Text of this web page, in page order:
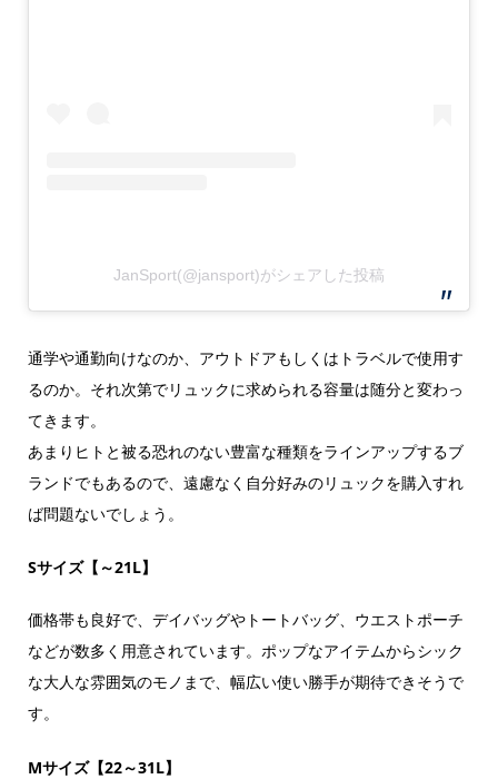
JanSport(@jansport)がシェアした投稿
通学や通勤向けなのか、アウトドアもしくはトラベルで使用す
るのか。それ次第でリュックに求められる容量は随分と変わっ
てきます。
あまりヒトと被る恐れのない豊富な種類をラインアップするブ
ランドでもあるので、遠慮なく自分好みのリュックを購入すれ
ば問題ないでしょう。
Sサイズ【～21L】
価格帯も良好で、デイバッグやトートバッグ、ウエストポーチ
などが数多く用意されています。ポップなアイテムからシック
な大人な雰囲気のモノまで、幅広い使い勝手が期待できそうで
す。
Mサイズ【22～31L】